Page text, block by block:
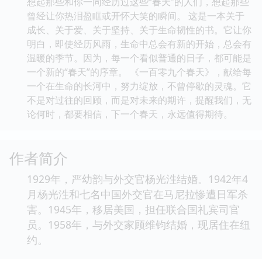
曾经让你热泪盈眶或开怀大笑的瞬间。 这是一本关于
成长、关于爱、关于坚持、关于生命韧性的书。它让你
明白，即使经历风雨，生命中总会有新的开始，总会有
温暖的季节。因为，每一个看似普通的日子，都可能是
一个新的“春天”的序章。 《一百零九个春天》，献给每
一个在生命的长河中，努力绽放，不曾停歇的灵魂。它
不是对过往的回顾，而是对未来的期许，提醒我们，无
论何时，都要相信，下一个春天，永远值得期待。
作者简介
1929年，严幼韵与外交官杨光泩结婚。1942年4
月杨光泩和七名中国外交官在马尼拉惨遭日军杀
害。1945年，移居美国，担任联合国礼宾司官
员。1958年，与外交家顾维钧结婚，现居住在纽
约。